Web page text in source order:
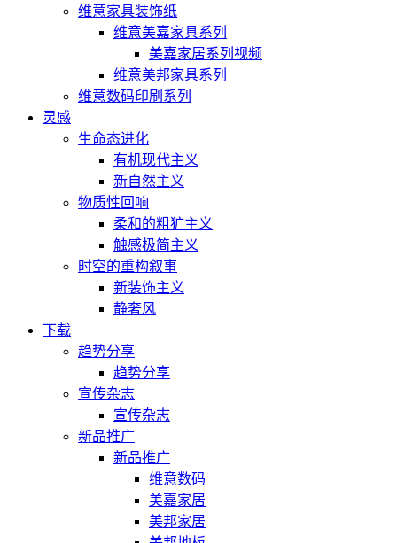
维意家具装饰纸
维意美嘉家具系列
美嘉家居系列视频
维意美邦家具系列
维意数码印刷系列
灵感
生命态进化
有机现代主义
新自然主义
物质性回响
柔和的粗犷主义
触感极简主义
时空的重构叙事
新装饰主义
静奢风
下载
趋势分享
趋势分享
宣传杂志
宣传杂志
新品推广
新品推广
维意数码
美嘉家居
美邦家居